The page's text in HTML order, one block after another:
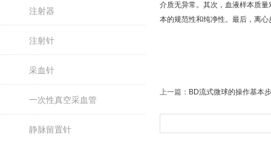
注射器
注射针
采血针
一次性真空采血管
静脉留置针
介质无异常。其次，血液样本质
本的规范性和纯净性。最后，离
上一篇： BD流式微球的操作基本